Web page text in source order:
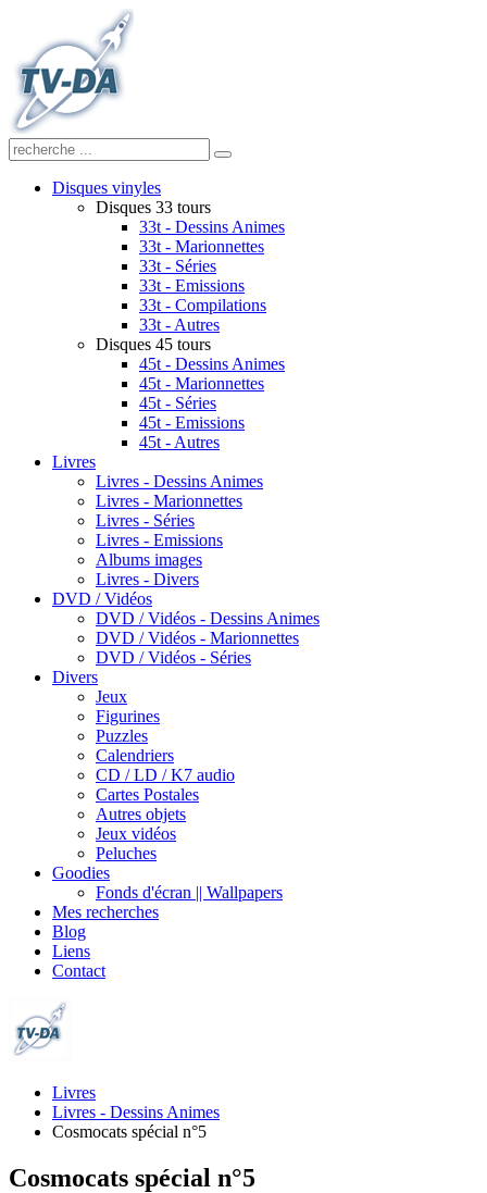
Disques vinyles
Disques 33 tours
33t - Dessins Animes
33t - Marionnettes
33t - Séries
33t - Emissions
33t - Compilations
33t - Autres
Disques 45 tours
45t - Dessins Animes
45t - Marionnettes
45t - Séries
45t - Emissions
45t - Autres
Livres
Livres - Dessins Animes
Livres - Marionnettes
Livres - Séries
Livres - Emissions
Albums images
Livres - Divers
DVD / Vidéos
DVD / Vidéos - Dessins Animes
DVD / Vidéos - Marionnettes
DVD / Vidéos - Séries
Divers
Jeux
Figurines
Puzzles
Calendriers
CD / LD / K7 audio
Cartes Postales
Autres objets
Jeux vidéos
Peluches
Goodies
Fonds d'écran || Wallpapers
Mes recherches
Blog
Liens
Contact
Livres
Livres - Dessins Animes
Cosmocats spécial n°5
Cosmocats spécial n°5